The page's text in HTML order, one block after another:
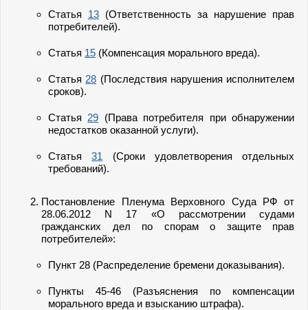
Статья 13 (Ответственность за нарушение прав
потребителей).
Статья 15 (Компенсация морального вреда).
Статья 28 (Последствия нарушения исполнителем
сроков).
Статья 29 (Права потребителя при обнаружении
недостатков оказанной услуги).
Статья31 (Сроки удовлетворения отдельных
требований).
Постановление Пленума Верховного Суда РФ от
28.06.2012 N 17 «О рассмотрении судами
гражданских дел по спорам о защите прав
потребителей»:
Пункт 28 (Распределение бремени доказывания).
Пункты 45-46 (Разъяснения по компенсации
морального вреда и взысканию штрафа).